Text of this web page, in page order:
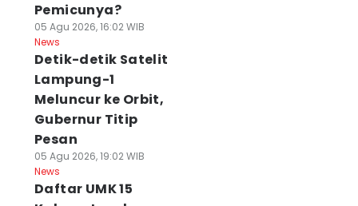
Pemicunya?
05 Agu 2026, 16:02 WIB
News
Detik-detik Satelit
Lampung-1
Meluncur ke Orbit,
Gubernur Titip
Pesan
05 Agu 2026, 19:02 WIB
News
Daftar UMK 15